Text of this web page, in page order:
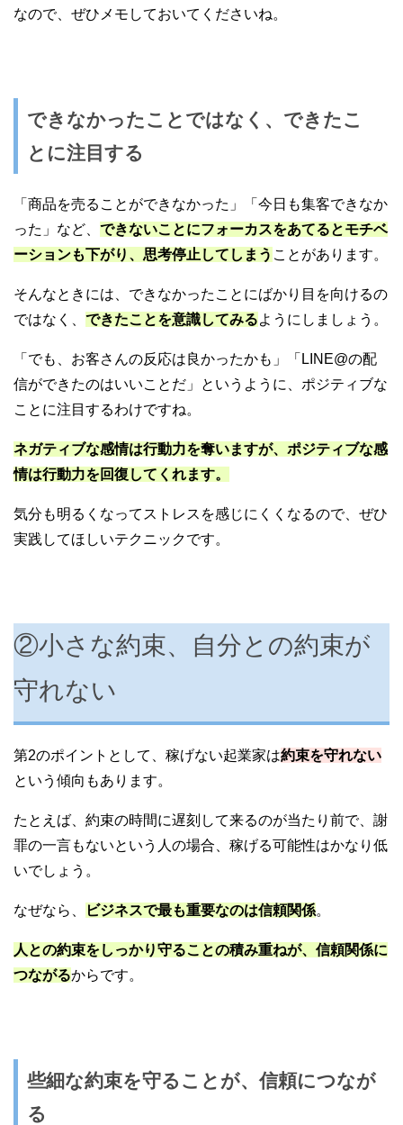
なので、ぜひメモしておいてくださいね。
できなかったことではなく、できたこ
とに注目する
「商品を売ることができなかった」「今日も集客できなか
った」など、 できないことにフォーカスをあてるとモチベ
ーションも下がり、思考停止してしまう ことがあります。
そんなときには、できなかったことにばかり目を向けるの
ではなく、 できたことを意識してみるようにしましょう。
「でも、お客さんの反応は良かったかも」「LINE@の配
信ができたのはいいことだ」というように、ポジティブな
ことに注目するわけですね。
ネガティブな感情は行動力を奪いますが、ポジティブな感
情は行動力を回復してくれます。
気分も明るくなってストレスを感じにくくなるので、ぜひ
実践してほしいテクニックです。
②小さな約束、自分との約束が
守れない
第2のポイントとして、稼げない起業家は約束を守れない
という傾向もあります。
たとえば、約束の時間に遅刻して来るのが当たり前で、謝
罪の一言もないという人の場合、稼げる可能性はかなり低
いでしょう。
なぜなら、 ビジネスで最も重要なのは信頼関係。
人との約束をしっかり守ることの積み重ねが、信頼関係に
つながるからです。
些細な約束を守ることが、信頼につなが
る